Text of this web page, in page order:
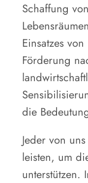
Schaffung
Einsatzes
Förderung
die
Jeder von
leisten, um
unterstützen.